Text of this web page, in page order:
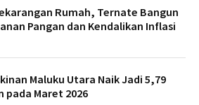
Rumah, Ternate Bangun
Pangan dan Kendalikan Inflasi
Maluku Utara Naik Jadi 5,79
pada Maret 2026